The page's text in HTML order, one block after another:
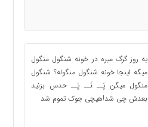
یه روز گرگ میره در خونه شنگول منگول
میگه اینجا خونه شنگول منگوله؟ شنگول
منگول میگن پَــ نَــ پَــ حدس بزنید
بعدش چی شد!هیچی جوک تموم شد